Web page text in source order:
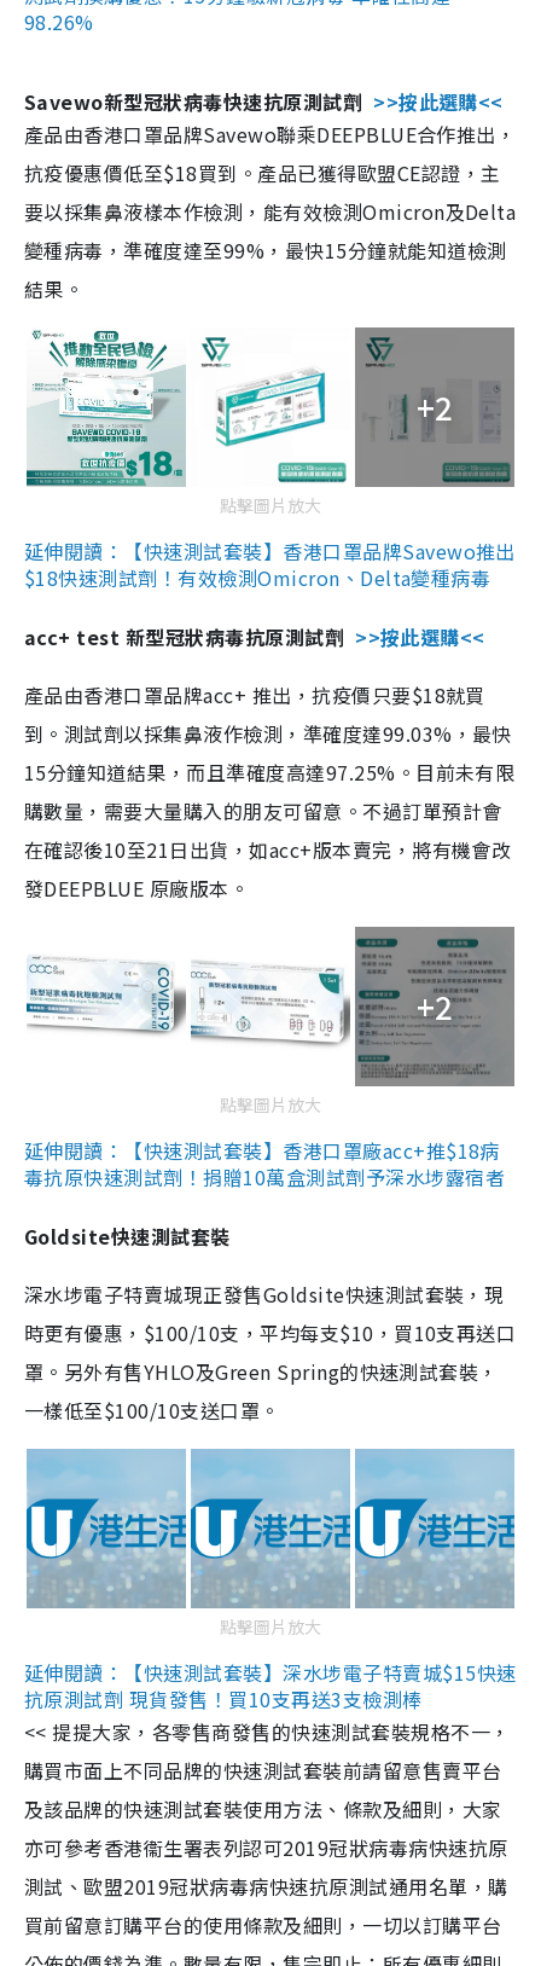
98.26%
Savewo新型冠狀病毒快速抗原測試劑 >>按此選購<<
產品由香港口罩品牌Savewo聯乘DEEPBLUE合作推出，
抗疫優惠價低至$18買到。產品已獲得歐盟CE認證，主
要以採集鼻液樣本作檢測，能有效檢測Omicron及Delta
變種病毒，準確度達至99%，最快15分鐘就能知道檢測
結果。
+2
點擊圖片放大
延伸閱讀：【快速測試套裝】香港口罩品牌Savewo推出
$18快速測試劑！有效檢測Omicron、Delta變種病毒
acc+ test 新型冠狀病毒抗原測試劑 >>按此選購<<
產品由香港口罩品牌acc+ 推出，抗疫價只要$18就買
到。測試劑以採集鼻液作檢測，準確度達99.03%，最快
15分鐘知道結果，而且準確度高達97.25%。目前未有限
購數量，需要大量購入的朋友可留意。不過訂單預計會
在確認後10至21日出貨，如acc+版本賣完，將有機會改
發DEEPBLUE 原廠版本。
+2
點擊圖片放大
延伸閱讀：【快速測試套裝】香港口罩廠acc+推$18病
毒抗原快速測試劑！捐贈10萬盒測試劑予深水埗露宿者
Goldsite快速測試套裝
深水埗電子特賣城現正發售Goldsite快速測試套裝，現
時更有優惠，$100/10支，平均每支$10，買10支再送口
罩。另外有售YHLO及Green Spring的快速測試套裝，
一樣低至$100/10支送口罩。
點擊圖片放大
延伸閱讀：【快速測試套裝】深水埗電子特賣城$15快速
抗原測試劑 現貨發售！買10支再送3支檢測棒
<< 提提大家，各零售商發售的快速測試套裝規格不一，
購買市面上不同品牌的快速測試套裝前請留意售賣平台
及該品牌的快速測試套裝使用方法、條款及細則，大家
亦可參考香港衞生署表列認可2019冠狀病毒病快速抗原
測試、歐盟2019冠狀病毒病快速抗原測試通用名單，購
買前留意訂購平台的使用條款及細則，一切以訂購平台